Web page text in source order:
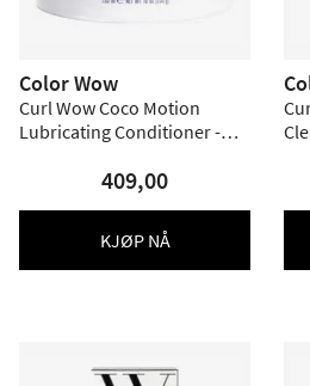
Color Wow
Curl Wow Coco Motion
Lubricating Conditioner -
409,00
KJØP NÅ